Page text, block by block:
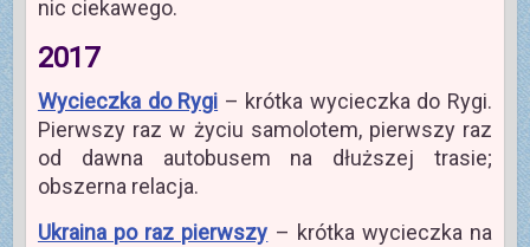
nic ciekawego.
2017
Wycieczka do Rygi – krótka wycieczka do Rygi.
Pierwszy raz w życiu samolotem, pierwszy raz
od dawna autobusem na dłuższej trasie;
obszerna relacja.
Ukraina po raz pierwszy – krótka wycieczka na